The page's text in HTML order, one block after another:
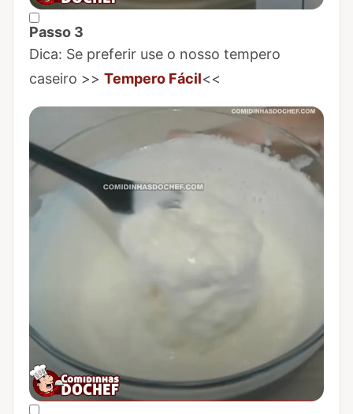
Passo 3
Marcar Passo 3 como concluído
Dica: Se preferir use o nosso tempero
caseiro >> Tempero Fácil<<